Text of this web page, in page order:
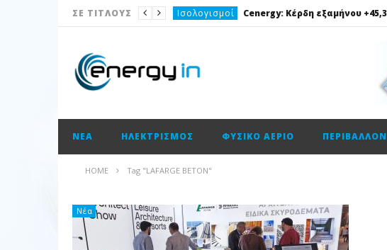
ΣΕ ΤΙΤΛΟΥΣ Ισολογισμοί
Νέα
Νέα Σε αρνητική τροχιά το πετρέλαιο
Νέα
Καύσιμα
ΝΈΑ ΗΛΕΚΤΡΙΣΜΌΣ ΦΥΣΙΚΌ ΑΈΡΙΟ ΠΕΡΙΒΆΛΛΟΝ
HOME Tag "LAFARGE BETON"
Νέα